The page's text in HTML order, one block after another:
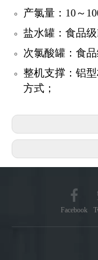
产氯量：10～
盐水罐：食品级
次氯酸罐：食品
整机支撑：铝
方式；
Facebook